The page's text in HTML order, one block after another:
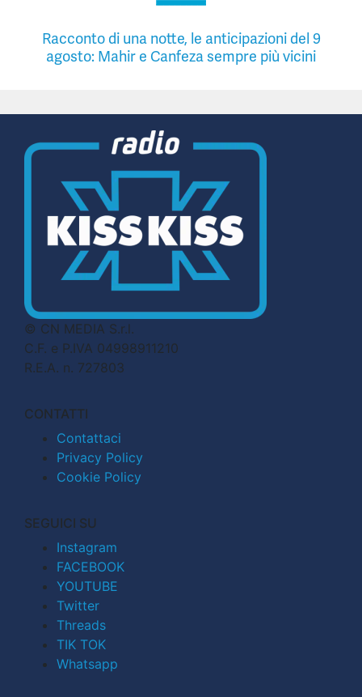
Racconto di una notte, le anticipazioni del 9
agosto: Mahir e Canfeza sempre più vicini
© CN MEDIA S.r.l.
C.F. e P.IVA 04998911210
R.E.A. n. 727803
CONTATTI
Contattaci
Privacy Policy
Cookie Policy
SEGUICI SU
Instagram
FACEBOOK
YOUTUBE
Twitter
Threads
TIK TOK
Whatsapp